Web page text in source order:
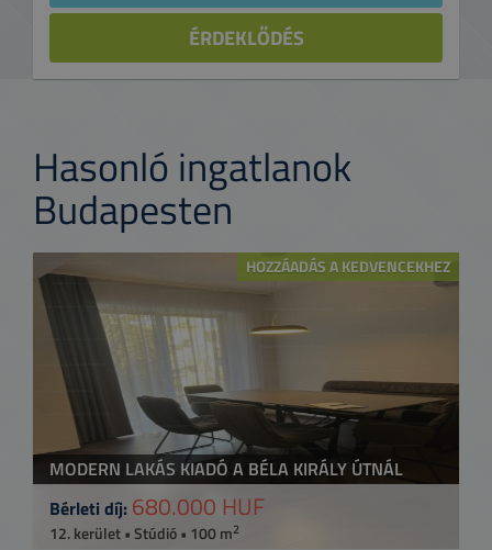
ÉRDEKLŐDÉS
Hasonló ingatlanok
Budapesten
HOZZÁADÁS A KEDVENCEKHEZ
MODERN LAKÁS KIADÓ A BÉLA KIRÁLY ÚTNÁL
Bérleti díj: 680.000 HUF
12. kerület • Stúdió • 100 m2